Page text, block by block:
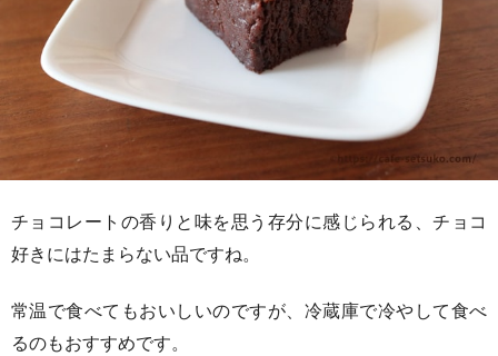
チョコレートの香りと味を思う存分に感じられる、チョコ
好きにはたまらない品ですね。
常温で食べてもおいしいのですが、冷蔵庫で冷やして食べ
るのもおすすめです。